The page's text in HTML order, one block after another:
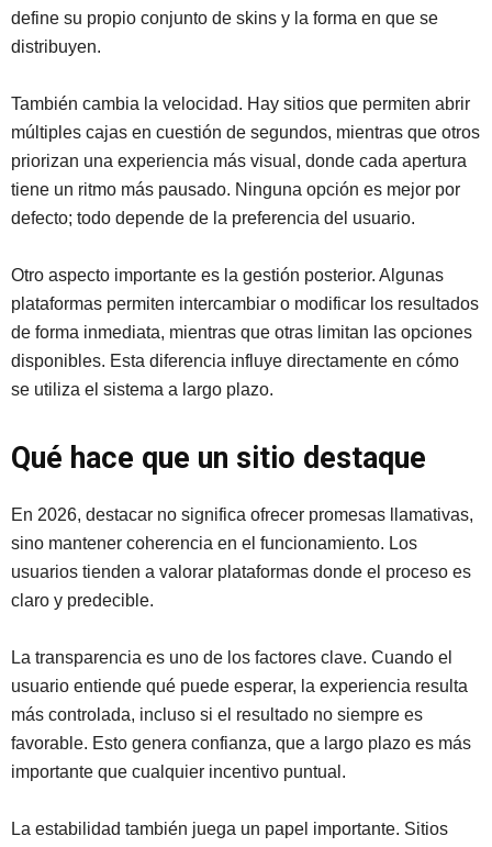
define su propio conjunto de skins y la forma en que se
distribuyen.
También cambia la velocidad. Hay sitios que permiten abrir
múltiples cajas en cuestión de segundos, mientras que otros
priorizan una experiencia más visual, donde cada apertura
tiene un ritmo más pausado. Ninguna opción es mejor por
defecto; todo depende de la preferencia del usuario.
Otro aspecto importante es la gestión posterior. Algunas
plataformas permiten intercambiar o modificar los resultados
de forma inmediata, mientras que otras limitan las opciones
disponibles. Esta diferencia influye directamente en cómo
se utiliza el sistema a largo plazo.
Qué hace que un sitio destaque
En 2026, destacar no significa ofrecer promesas llamativas,
sino mantener coherencia en el funcionamiento. Los
usuarios tienden a valorar plataformas donde el proceso es
claro y predecible.
La transparencia es uno de los factores clave. Cuando el
usuario entiende qué puede esperar, la experiencia resulta
más controlada, incluso si el resultado no siempre es
favorable. Esto genera confianza, que a largo plazo es más
importante que cualquier incentivo puntual.
La estabilidad también juega un papel importante. Sitios